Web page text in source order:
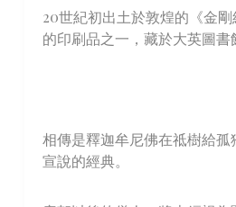
20世紀初出土於敦煌的《金
的印刷品之一，藏於大英圖書
相傳是釋迦牟尼佛在祗樹給
宣說的經典。